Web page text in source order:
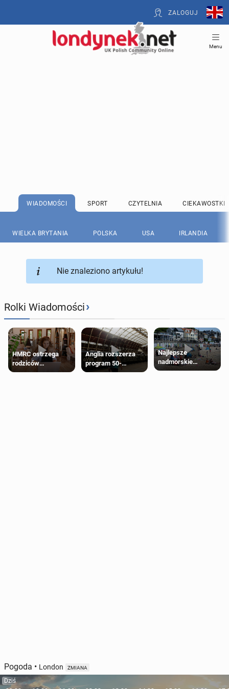
ZALOGUJ
Menu
WIADOMOŚCI SPORT CZYTELNIA CIEKAWOSTKI
WIELKA BRYTANIA POLSKA USA IRLANDIA
Nie znaleziono artykułu!
Rolki Wiadomości›
HMRC ostrzega
rodziców
pobierających Child
Anglia rozszerza
program 50-
procentowych
Najlepsze
nadmorskie
miasteczko blisko
Pogoda • London ZMIANA
Dziś